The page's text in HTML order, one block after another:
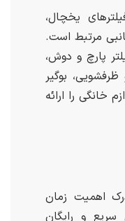
یخچال،
مرتبط است.
پارچ و دوش،
بوگیر
خانگی را ارائه
اهمیت زمان
سریع و رایگان